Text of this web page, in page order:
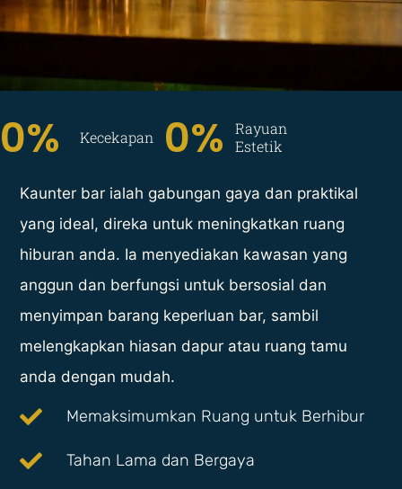
Kecekapan
0%
Rayuan
Estetik
0%
Kaunter bar ialah gabungan gaya dan praktikal
yang ideal, direka untuk meningkatkan ruang
hiburan anda. Ia menyediakan kawasan yang
anggun dan berfungsi untuk bersosial dan
menyimpan barang keperluan bar, sambil
melengkapkan hiasan dapur atau ruang tamu
anda dengan mudah.
Memaksimumkan Ruang untuk Berhibur
Tahan Lama dan Bergaya